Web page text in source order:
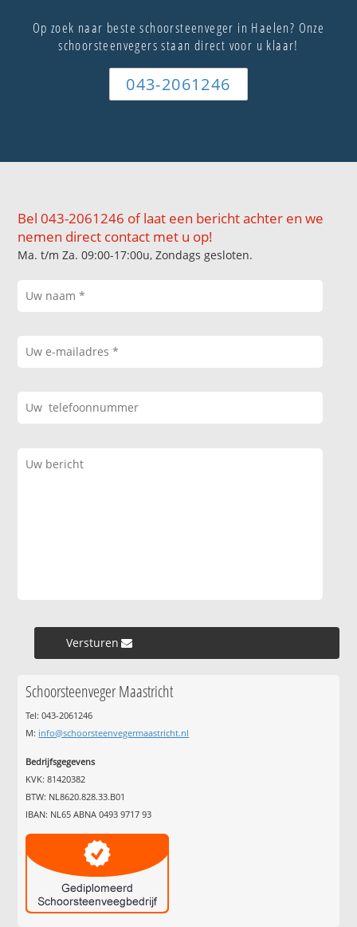
Op zoek naar beste schoorsteenveger in Haelen? Onze
schoorsteenvegers staan direct voor u klaar!
043-2061246
Bel 043-2061246 of laat een bericht achter en we
nemen direct contact met u op!
Ma. t/m Za. 09:00-17:00u, Zondags gesloten.
Versturen »
Schoorsteenveger Maastricht
Tel: 043-2061246
M: info@schoorsteenvegermaastricht.nl
Bedrijfsgegevens
KVK: 81420382
BTW: NL8620.828.33.B01
IBAN: NL65 ABNA 0493 9717 93